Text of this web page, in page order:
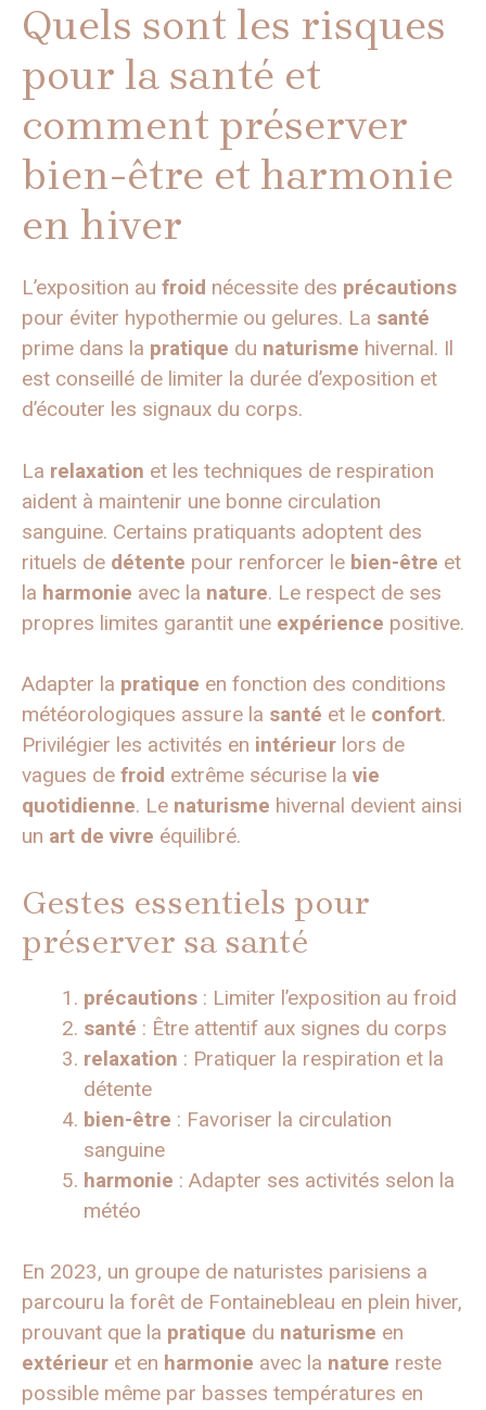
Quels sont les risques
pour la santé et
comment préserver
bien-être et harmonie
en hiver
L’exposition au froid nécessite des précautions
pour éviter hypothermie ou gelures. La santé
prime dans la pratique du naturisme hivernal. Il
est conseillé de limiter la durée d’exposition et
d’écouter les signaux du corps.
La relaxation et les techniques de respiration
aident à maintenir une bonne circulation
sanguine. Certains pratiquants adoptent des
rituels de détente pour renforcer le bien-être et
la harmonie avec la nature. Le respect de ses
propres limites garantit une expérience positive.
Adapter la pratique en fonction des conditions
météorologiques assure la santé et le confort.
Privilégier les activités en intérieur lors de
vagues de froid extrême sécurise la vie
quotidienne. Le naturisme hivernal devient ainsi
un art de vivre équilibré.
Gestes essentiels pour
préserver sa santé
précautions : Limiter l’exposition au froid
santé : Être attentif aux signes du corps
relaxation : Pratiquer la respiration et la
détente
bien-être : Favoriser la circulation
sanguine
harmonie : Adapter ses activités selon la
météo
En 2023, un groupe de naturistes parisiens a
parcouru la forêt de Fontainebleau en plein hiver,
prouvant que la pratique du naturisme en
extérieur et en harmonie avec la nature reste
possible même par basses températures en